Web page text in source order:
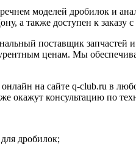
моделей дробилок и
а также доступен к заказу
поставщик
ценам. Мы
на сайте q-club.ru в
окажут консультацию по
дробилок;